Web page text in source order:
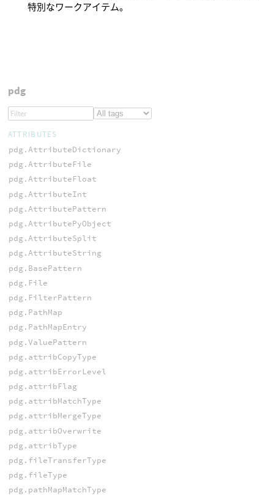
特別なワークアイテム。
pdg
ATTRIBUTES
pdg.AttributeDictionary
pdg.AttributeFile
pdg.AttributeFloat
pdg.AttributeInt
pdg.AttributePattern
pdg.AttributePyObject
pdg.AttributeSplit
pdg.AttributeString
pdg.BasePattern
pdg.File
pdg.FilterPattern
pdg.PathMap
pdg.PathMapEntry
pdg.ValuePattern
pdg.attribCopyType
pdg.attribErrorLevel
pdg.attribFlag
pdg.attribMatchType
pdg.attribMergeType
pdg.attribOverwrite
pdg.attribType
pdg.fileTransferType
pdg.fileType
pdg.pathMapMatchType